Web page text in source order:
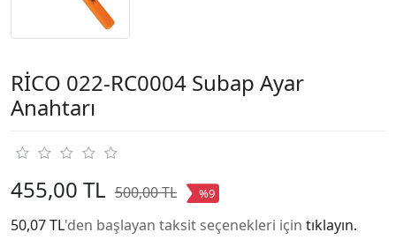
RİCO 022-RC0004 Subap Ayar
Anahtarı
455,00 TL 500,00 TL %9
50,07 TL'den başlayan taksit seçenekleri için tıklayın.